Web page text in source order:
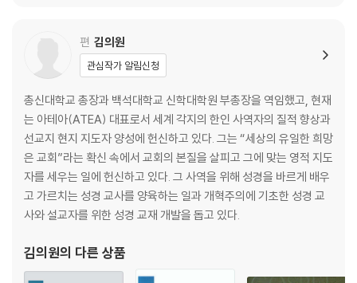
남은 자 (10:16-11:10)
제15강
자랑하지 말라 (11:11-36)
제16강
산 제물로 드리라 (12:1-21)
그리스도로 옷 입고 (13:1-14)
편 김의원
관심작가 알림신청
총신대학교 총장과 백석대학교 신학대학원 부총장을 역임했고, 현재
는 아테아(ATEA) 대표로서 세계 각지의 한인 사역자의 질적 향상과
선교지 현지 지도자 양성에 헌신하고 있다. 그는 “세상의 유일한 희망
은 교회”라는 확신 속에서 교회의 본질을 살피고 그에 맞는 영적 지도
자를 세우는 일에 헌신하고 있다. 그 사역을 위해 성경을 바르게 배우
고 가르치는 성경 교사를 양육하는 일과 개혁주의에 기초한 성경 교
사와 설교자를 위한 성경 교재 개발을 돕고 있다.
김의원의 다른 상품